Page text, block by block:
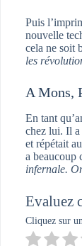
Puis
nouvelle
cela ne soit
les
A Mons,
En tant
chez lui. Il a
et répétait
a beaucoup
infernale.
Evaluez
Cliquez sur